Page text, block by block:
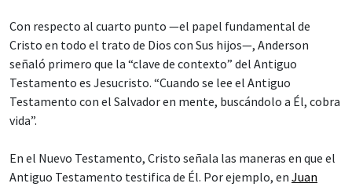
Con respecto al cuarto punto —el papel fundamental de
Cristo en todo el trato de Dios con Sus hijos—, Anderson
señaló primero que la “clave de contexto” del Antiguo
Testamento es Jesucristo. “Cuando se lee el Antiguo
Testamento con el Salvador en mente, buscándolo a Él, cobra
vida”.
En el Nuevo Testamento, Cristo señala las maneras en que el
Antiguo Testamento testifica de Él. Por ejemplo, en Juan